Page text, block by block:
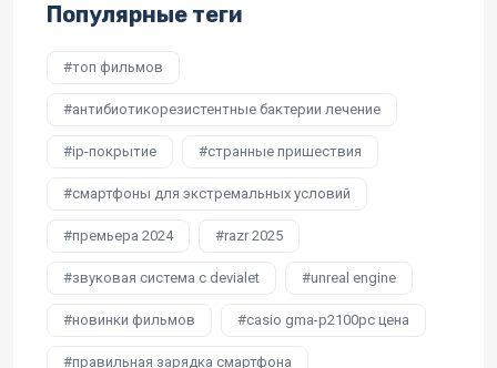
Популярные теги
топ фильмов
антибиотикорезистентные бактерии лечение
ip-покрытие странные пришествия
смартфоны для экстремальных условий
премьера 2024 razr 2025
звуковая система с devialet unreal engine
новинки фильмов casio gma-p2100pc цена
правильная зарядка смартфона